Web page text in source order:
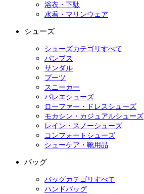
浴衣・下駄
水着・マリンウェア
シューズ
シューズカテゴリすべて
パンプス
サンダル
ブーツ
スニーカー
バレエシューズ
ローファー・ドレスシューズ
モカシン・カジュアルシューズ
レイン・スノーシューズ
コンフォートシューズ
シューケア・靴用品
バッグ
バッグカテゴリすべて
ハンドバッグ